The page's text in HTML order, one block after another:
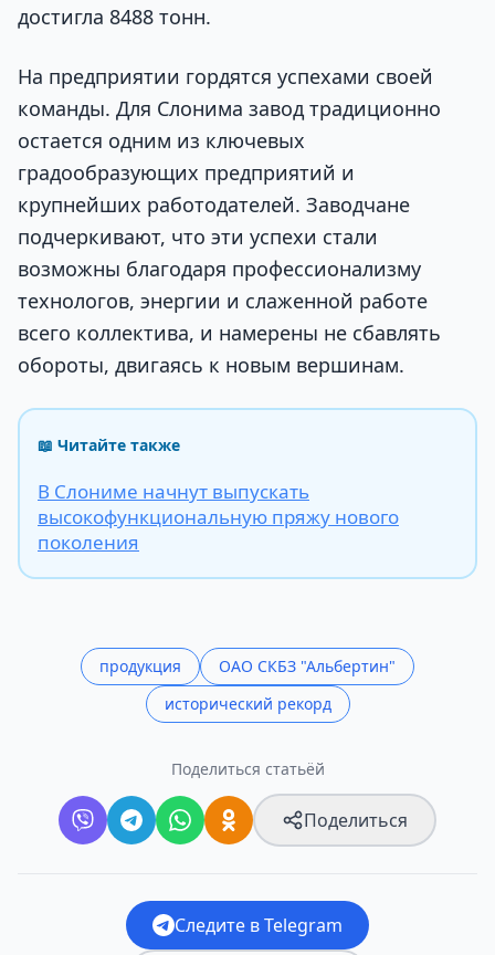
достигла 8488 тонн.
На предприятии гордятся успехами своей
команды. Для Слонима завод традиционно
остается одним из ключевых
градообразующих предприятий и
крупнейших работодателей. Заводчане
подчеркивают, что эти успехи стали
возможны благодаря профессионализму
технологов, энергии и слаженной работе
всего коллектива, и намерены не сбавлять
обороты, двигаясь к новым вершинам.
📖 Читайте также
В Слониме начнут выпускать
высокофункциональную пряжу нового
поколения
продукция
ОАО СКБЗ "Альбертин"
исторический рекорд
Поделиться статьёй
Поделиться
Следите в Telegram